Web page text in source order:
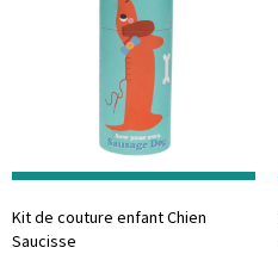
Kit de couture enfant Chien
Saucisse